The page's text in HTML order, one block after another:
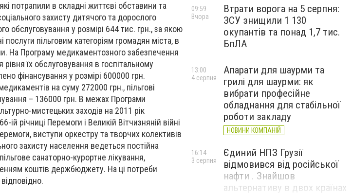
потрапили в складні життєві обставини та
захисту дитячого та дорослого
обслуговування у розмірі 644 тис. грн., за якою
послуги пільговим категоріям громадян міста, в
На Програму медикаментозного забезпечення
їх обслуговування в госпітальному
фінансування у розмірі 600000 грн.
на суму 272000 грн., пільгові
– 136000 грн. В межах Програми
мистецьких заходів на 2011 рік
ій річниці Перемоги і Великій Вітчизняній війні
виступи оркестру та творчих колективів
захисту населення ведеться постійна
санаторно-курортне лікування,
коштів держбюджету. На ці потреби
Втрати ворога на 5 серпня:
ЗСУ знищили 1 130
окупантів та понад 1,7 тис.
БпЛА
09:59
Вчора
Апарати для шаурми та
грилі для шаурми: як
вибрати професійне
обладнання для стабільної
роботи закладу
НОВИНИ КОМПАНІЙ
13:00
4 серпня
Єдиний НПЗ Грузії
відмовився від російської
нафти . Знайшов
альтернативу в двох країнах
16:14
3 серпня